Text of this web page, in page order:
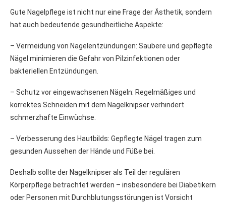
Gute Nagelpflege ist nicht nur eine Frage der Ästhetik, sondern
hat auch bedeutende gesundheitliche Aspekte:
– Vermeidung von Nagelentzündungen: Saubere und gepflegte
Nägel minimieren die Gefahr von Pilzinfektionen oder
bakteriellen Entzündungen.
– Schutz vor eingewachsenen Nägeln: Regelmäßiges und
korrektes Schneiden mit dem Nagelknipser verhindert
schmerzhafte Einwüchse.
– Verbesserung des Hautbilds: Gepflegte Nägel tragen zum
gesunden Aussehen der Hände und Füße bei.
Deshalb sollte der Nagelknipser als Teil der regulären
Körperpflege betrachtet werden – insbesondere bei Diabetikern
oder Personen mit Durchblutungsstörungen ist Vorsicht